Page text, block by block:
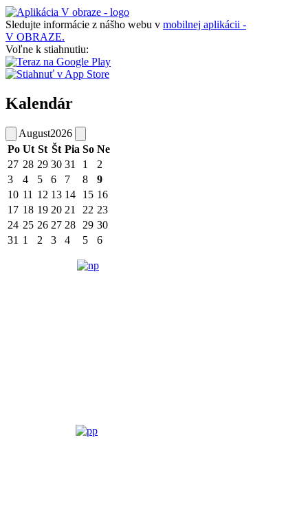
Sledujte informácie z nášho webu v mobilnej aplikácii -
V OBRAZE.
Voľne k stiahnutiu:
Kalendár
August2026
Po Ut St Št Pia So Ne
27 28 29 30 31 1
2
3
4 5 6 7 8
9
10 11 12 13 14 15 16
17 18 19 20 21 22 23
24 25 26 27 28 29 30
31 1 2 3 4 5 6